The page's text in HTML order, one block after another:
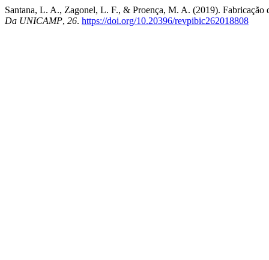
Santana, L. A., Zagonel, L. F., & Proença, M. A. (2019). Fabricação
Da UNICAMP, 26. https://doi.org/10.20396/revpibic262018808